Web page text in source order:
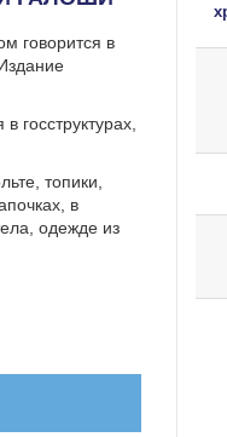
говорится в
госструктурах,
топики,
в
одежде из